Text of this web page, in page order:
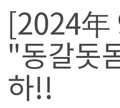
[2024年
"동갈돗
하!!